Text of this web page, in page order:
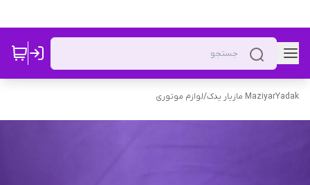
MaziyarYadak مازیار یدک /لوازم موتوری